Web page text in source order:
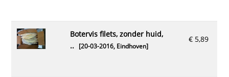
€ 5,89
botervis filets, zonder huid,
..[20-03-2016, Eindhoven]